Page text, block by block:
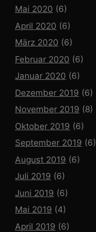
Mai 2020 (6)
April 2020 (6)
März 2020 (6)
Februar 2020 (6)
Januar 2020 (6)
Dezember 2019 (6)
November 2019 (8)
Oktober 2019 (6)
September 2019 (6)
August 2019 (6)
Juli 2019 (6)
Juni 2019 (6)
Mai 2019 (4)
April 2019 (6)